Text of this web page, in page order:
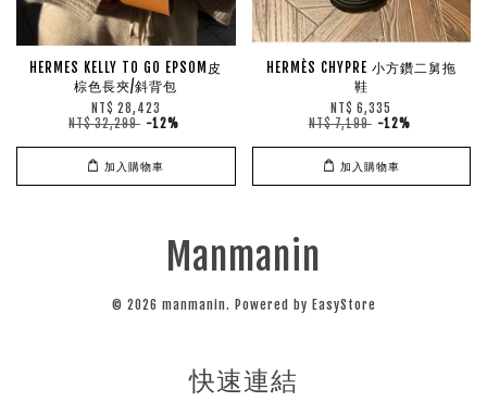
HERMES KELLY TO GO EPSOM皮
棕色長夾/斜背包
NT$ 28,423
NT$ 32,299 -12%
加入購物車
HERMÈS CHYPRE 小方鑽二舅拖
鞋
NT$ 6,335
NT$ 7,199 -12%
加入購物車
Manmanin
© 2026 manmanin. Powered by EasyStore
快速連結